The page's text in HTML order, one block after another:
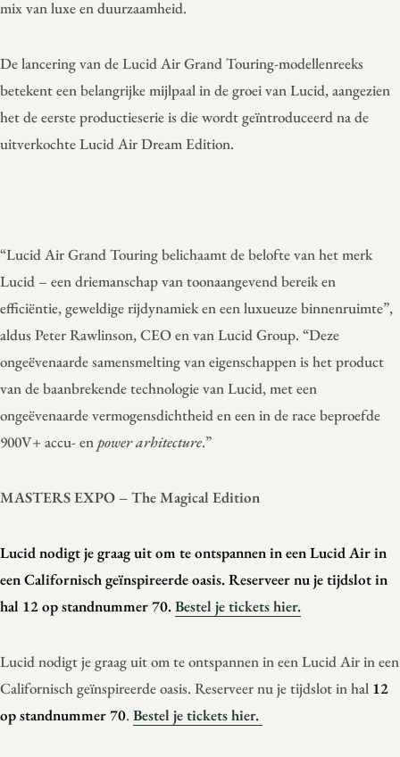
mix van luxe en duurzaamheid.
De lancering van de Lucid Air Grand Touring-modellenreeks
betekent een belangrijke mijlpaal in de groei van Lucid, aangezien
het de eerste productieserie is die wordt geïntroduceerd na de
uitverkochte Lucid Air Dream Edition.
“Lucid Air Grand Touring belichaamt de belofte van het merk
Lucid – een driemanschap van toonaangevend bereik en
efficiëntie, geweldige rijdynamiek en een luxueuze binnenruimte”,
aldus Peter Rawlinson, CEO en van Lucid Group. “Deze
ongeëvenaarde samensmelting van eigenschappen is het product
van de baanbrekende technologie van Lucid, met een
ongeëvenaarde vermogensdichtheid en een in de race beproefde
900V+ accu- enpower arhitecture.”
MASTERS EXPO – The Magical Edition
Lucid nodigt je graag uit om te ontspannen in een Lucid Air in
een Californisch geïnspireerde oasis. Reserveer nu je tijdslot in
hal 12 op standnummer 70.Bestel je tickets hier.
Lucid nodigt je graag uit om te ontspannen in een Lucid Air in een
Californisch geïnspireerde oasis. Reserveer nu je tijdslot in hal 12
op standnummer 70. Bestel je tickets hier.